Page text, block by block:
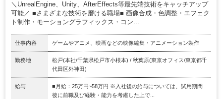
＼UnrealEngine、Unity、AfterEffects等最先端技術をキャッチアップ
可能／ ■さまざまな技術を磨ける職場■ 画像合成・色調整・エフェク
ト制作・モーショングラフィックス・コン...
仕事内容 ゲームやアニメ、映画などの映像編集・アニメーション製作
勤務地
松戸(本社/千葉県松戸市小根本) / 秋葉原(東京オフィス/東京都千
代田区外神田)
給与
■月給：25万円~58万円 ※入社後の給与については、試用期間
後に前職及び経験・能力を考慮した上で...